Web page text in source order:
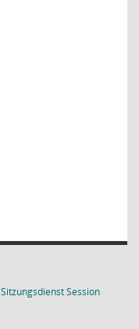
SitzungsdienstSession(Wird in